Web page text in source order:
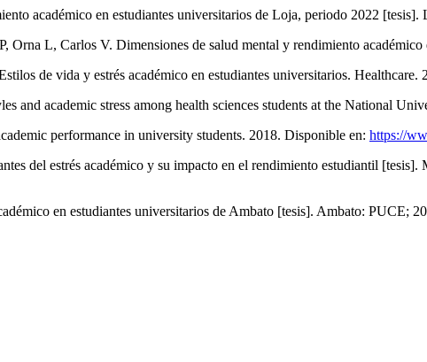
académico en estudiantes universitarios de Loja, periodo 2022
Orna L, Carlos V. Dimensiones de salud mental y rendimiento
de vida y estrés académico en estudiantes universitarios. Healthcare.
and academic stress among health sciences students at the National
performance in university students. 2018. Disponible en: https://
del estrés académico y su impacto en el rendimiento estudiantil
en estudiantes universitarios de Ambato [tesis]. Ambato: PUCE;